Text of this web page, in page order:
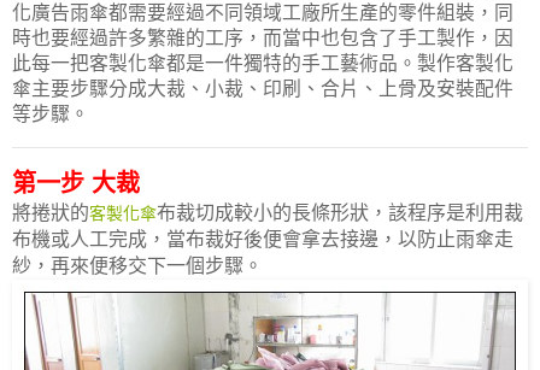
化廣告雨傘都需要經過不同領域工廠所生產的零件組裝，同
時也要經過許多繁雜的工序，而當中也包含了手工製作，因
此每一把客製化傘都是一件獨特的手工藝術品。製作客製化
傘主要步驟分成大裁、小裁、印刷、合片、上骨及安裝配件
等步驟。
第一步 大裁
將捲狀的客製化傘布裁切成較小的長條形狀 ，該程序是利用裁
布機或人工完成，當布裁好後便會拿去接邊，以防止雨傘走
紗，再來便移交下一個步驟。